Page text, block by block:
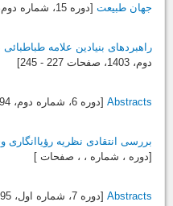
جهان طبیعت [دوره 15، شماره دوم،
راهبردهای بنیادین علامه
دوم، 1403، صفحات 227 - 245]
Abstracts [دوره 6، شماره دوم،
بررسی انتقادی نظریه
[دوره ، شماره ، ، صفحات ]
Abstracts [دوره 7، شماره اول،